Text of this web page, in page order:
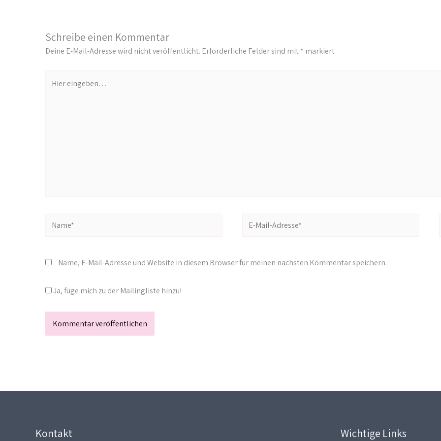
Schreibe einen Kommentar
Deine E-Mail-Adresse wird nicht veröffentlicht. Erforderliche Felder sind mit* markiert
eingeben…
Name*
Name, E-Mail-Adresse und Website in diesem Browser für meinen nächsten Kommentar speichern.
Ja, füge mich zu der Mailingliste hinzu!
Kontakt Wichtige Links